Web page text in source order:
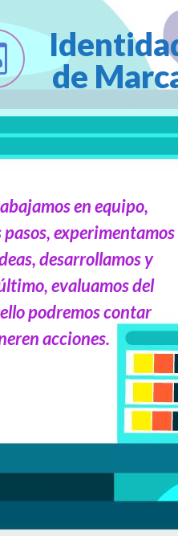
de
en equipo,
experimentamos
desarrollamos y
evaluamos del
podremos contar
acciones.